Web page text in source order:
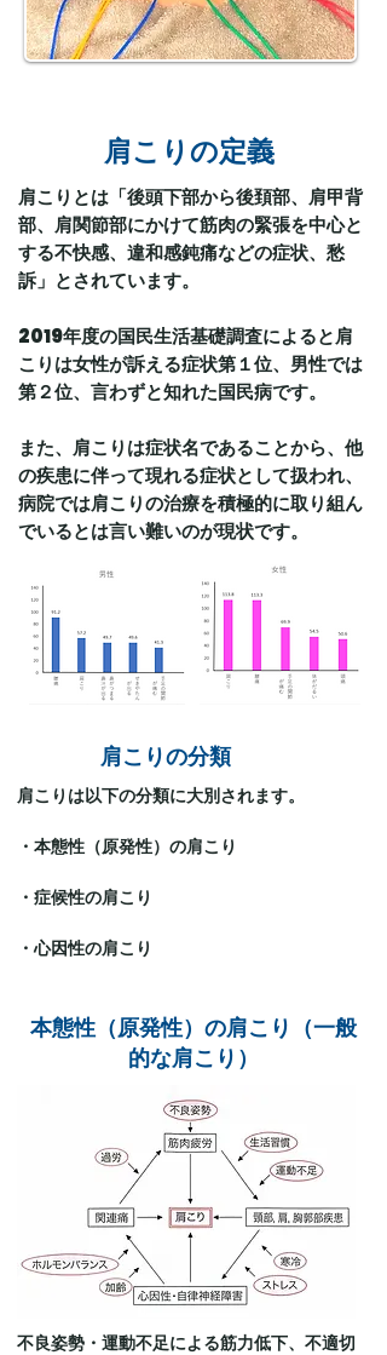
肩こりの定義
肩こりとは「後頭下部から後頚部、肩甲背
部、肩関節部にかけて筋肉の緊張を中心と
する不快感、違和感鈍痛などの症状、愁
訴」とされています。
2019年度の国民生活基礎調査によると肩
こりは女性が訴える症状第１位、男性では
第２位、言わずと知れた国民病です。
また、肩こりは症状名であることから、他
の疾患に伴って現れる症状として扱われ、
病院では肩こりの治療を積極的に取り組ん
でいるとは言い難いのが現状です。
肩こりの分類
肩こりは以下の分類に大別されます。
・本態性（原発性）の肩こり
・症候性の肩こり
・心因性の肩こり
​本態性（原発性）の肩こり（一般
的な肩こり）
不良姿勢・運動不足による筋力低下、不適切